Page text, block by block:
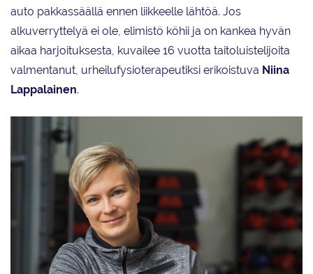
auto pakkassäällä ennen liikkeelle lähtöä. Jos
alkuverryttelyä ei ole, elimistö köhii ja on kankea hyvän
aikaa harjoituksesta, kuvailee 16 vuotta taitoluistelijoita
valmentanut, urheilufysioterapeutiksi erikoistuva Niina
Lappalainen.